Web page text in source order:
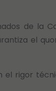
de la
el
el rigor